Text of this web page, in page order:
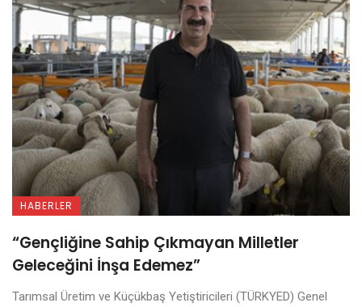
HABERLER
“Gençliğine Sahip Çıkmayan Milletler
Geleceğini İnşa Edemez”
Tarımsal Üretim ve Küçükbaş Yetiştiricileri (TÜRKYED) Genel